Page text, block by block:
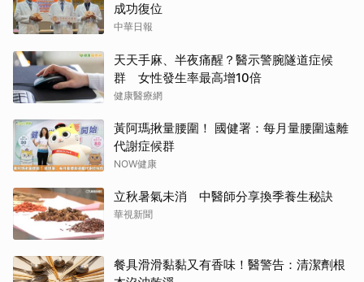
成功復位
中華日報
天天手麻、半夜痛醒？醫示警腕隧道症候
群 女性發生率最高增10倍
健康醫療網
黃阿瑪揪量腰圍！ 國健署：每月量腰圍遠離
代謝症候群
NOW健康
立秋暑氣未消 中醫師分享換季養生秘訣
華視新聞
餐具滑滑黏黏又有香味！醫警告：清潔劑根